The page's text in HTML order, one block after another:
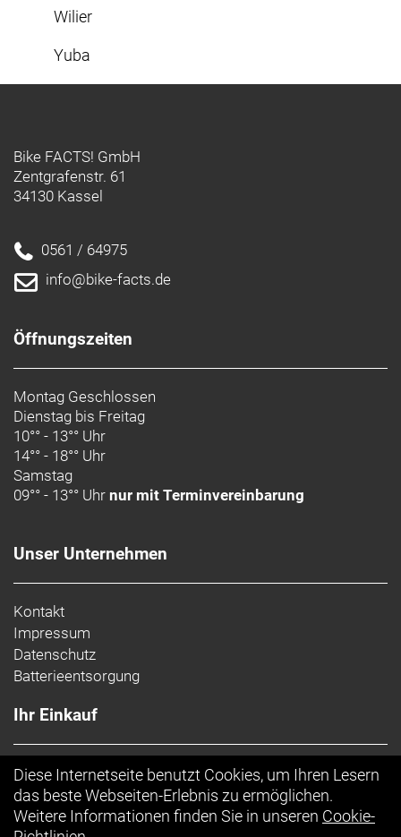
Wilier
Yuba
Bike FACTS! GmbH
Zentgrafenstr. 61
34130 Kassel
0561 / 64975
info@bike-facts.de
Öffnungszeiten
Montag Geschlossen
Dienstag bis Freitag
10°° - 13°° Uhr
14°° - 18°° Uhr
Samstag
09°° - 13°° Uhr nur mit Terminvereinbarung
Unser Unternehmen
Kontakt
Impressum
Datenschutz
Batterieentsorgung
Ihr Einkauf
AGB
Top Artikel
Diese Internetseite benutzt Cookies, um Ihren Lesern
das beste Webseiten-Erlebnis zu ermöglichen.
Weitere Informationen finden Sie in unseren Cookie-